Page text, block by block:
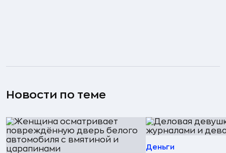
Новости по теме
Деньги